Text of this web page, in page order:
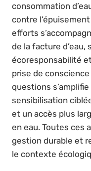
consommation
contre
efforts
de la facture
écoresponsabilité
prise de
questions
sensibilisation
et un accès plus
en eau. Toutes ces
gestion durable et
le contexte